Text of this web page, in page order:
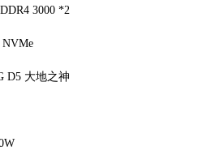
3000 *2
NVMe
D5 大地之神